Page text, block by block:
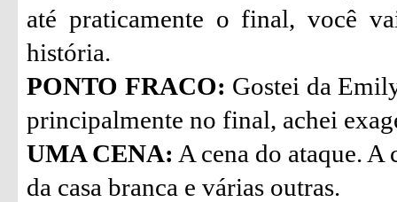
até praticamente o final, você
história.
PONTO FRACO: Gostei da
principalmente no final, achei
UMA CENA: A cena do ataque.
da casa branca e várias outras.